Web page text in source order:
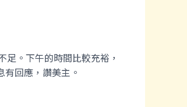
。下午的時間比較充裕，
回應，讚美主。